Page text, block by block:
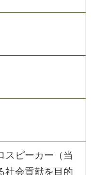
スピーカー（当
社会貢献を目的